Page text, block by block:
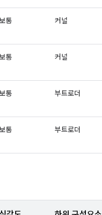
통 커널
통 커널
통 부트로더
통 부트로더